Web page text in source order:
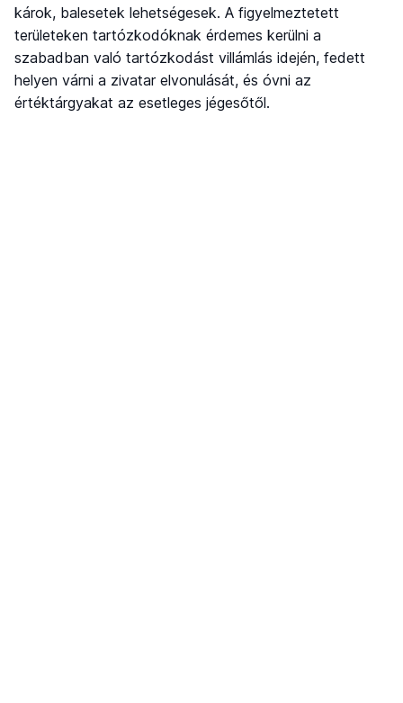
károk, balesetek lehetségesek. A figyelmeztetett
területeken tartózkodóknak érdemes kerülni a
szabadban való tartózkodást villámlás idején, fedett
helyen várni a zivatar elvonulását, és óvni az
értéktárgyakat az esetleges jégesőtől.